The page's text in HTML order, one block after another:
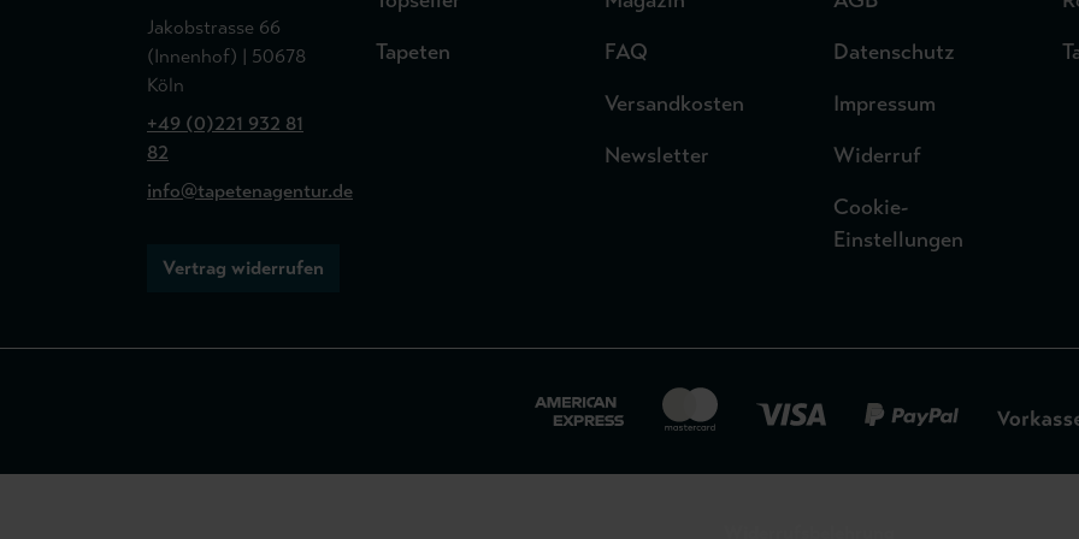
Jakobstrasse 66
(Innenhof) | 50678
Köln
+49 (0)221 932 81
82
info@tapetenagentur.de
Vertrag widerrufen
Tapeten
FAQ
Versandkosten
Newsletter
Datenschutz
Impressum
Widerruf
Cookie-
Einstellungen